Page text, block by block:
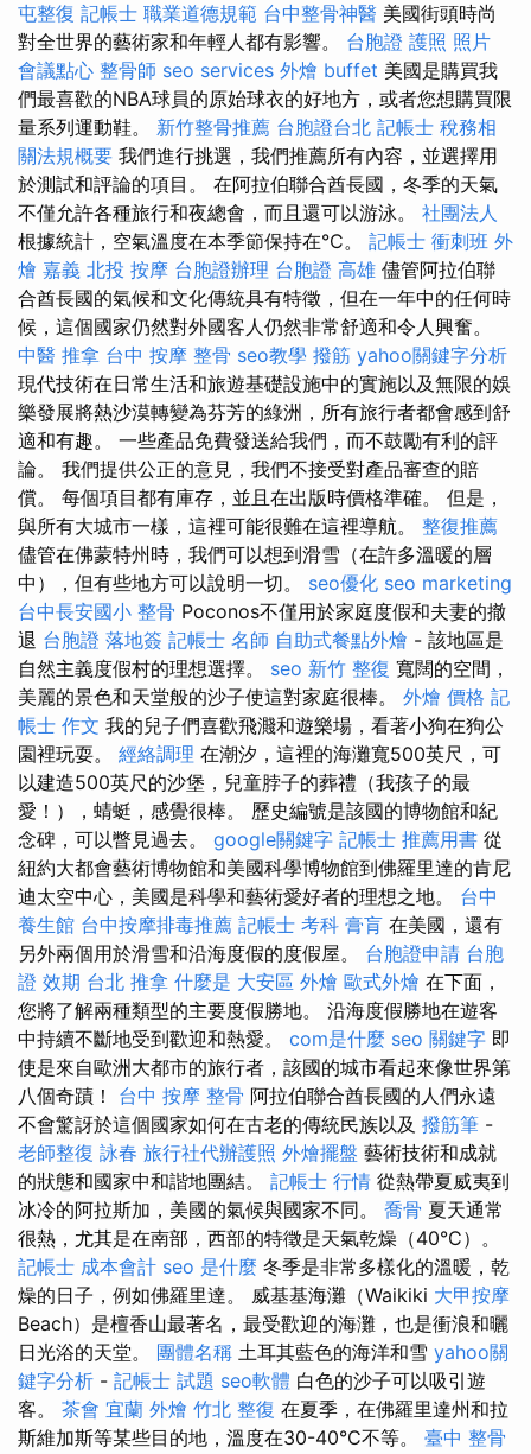
屯整復 記帳士 職業道德規範 台中整骨神醫 美國街頭時尚
對全世界的藝術家和年輕人都有影響。 台胞證 護照 照片
會議點心 整骨師 seo services 外燴 buffet 美國是購買我
們最喜歡的NBA球員的原始球衣的好地方，或者您想購買限
量系列運動鞋。 新竹整骨推薦 台胞證台北 記帳士 稅務相
關法規概要 我們進行挑選，我們推薦所有內容，並選擇用
於測試和評論的項目。 在阿拉伯聯合酋長國，冬季的天氣
不僅允許各種旅行和夜總會，而且還可以游泳。 社團法人
根據統計，空氣溫度在本季節保持在°C。 記帳士 衝刺班 外
燴 嘉義 北投 按摩 台胞證辦理 台胞證 高雄 儘管阿拉伯聯
合酋長國的氣候和文化傳統具有特徵，但在一年中的任何時
候，這個國家仍然對外國客人仍然非常舒適和令人興奮。
中醫 推拿 台中 按摩 整骨 seo教學 撥筋 yahoo關鍵字分析
現代技術在日常生活和旅遊基礎設施中的實施以及無限的娛
樂發展將熱沙漠轉變為芬芳的綠洲，所有旅行者都會感到舒
適和有趣。 一些產品免費發送給我們，而不鼓勵有利的評
論。 我們提供公正的意見，我們不接受對產品審查的賠
償。 每個項目都有庫存，並且在出版時價格準確。 但是，
與所有大城市一樣，這裡可能很難在這裡導航。 整復推薦
儘管在佛蒙特州時，我們可以想到滑雪（在許多溫暖的層
中），但有些地方可以說明一切。 seo優化 seo marketing
台中長安國小 整骨 Poconos不僅用於家庭度假和夫妻的撤
退 台胞證 落地簽 記帳士 名師 自助式餐點外燴 - 該地區是
自然主義度假村的理想選擇。 seo 新竹 整復 寬闊的空間，
美麗的景色和天堂般的沙子使這對家庭很棒。 外燴 價格 記
帳士 作文 我的兒子們喜歡飛濺和遊樂場，看著小狗在狗公
園裡玩耍。 經絡調理 在潮汐，這裡的海灘寬500英尺，可
以建造500英尺的沙堡，兒童脖子的葬禮（我孩子的最
愛！），蜻蜓，感覺很棒。 歷史編號是該國的博物館和紀
念碑，可以瞥見過去。 google關鍵字 記帳士 推薦用書 從
紐約大都會藝術博物館和美國科學博物館到佛羅里達的肯尼
迪太空中心，美國是科學和藝術愛好者的理想之地。 台中
養生館 台中按摩排毒推薦 記帳士 考科 膏肓 在美國，還有
另外兩個用於滑雪和沿海度假的度假屋。 台胞證申請 台胞
證 效期 台北 推拿 什麼是 大安區 外燴 歐式外燴 在下面，
您將了解兩種類型的主要度假勝地。 沿海度假勝地在遊客
中持續不斷地受到歡迎和熱愛。 com是什麼 seo 關鍵字 即
使是來自歐洲大都市的旅行者，該國的城市看起來像世界第
八個奇蹟！ 台中 按摩 整骨 阿拉伯聯合酋長國的人們永遠
不會驚訝於這個國家如何在古老的傳統民族以及 撥筋筆 -
老師整復 詠春 旅行社代辦護照 外燴擺盤 藝術技術和成就
的狀態和國家中和諧地團結。 記帳士 行情 從熱帶夏威夷到
冰冷的阿拉斯加，美國的氣候與國家不同。 喬骨 夏天通常
很熱，尤其是在南部，西部的特徵是天氣乾燥（40°C）。
記帳士 成本會計 seo 是什麼 冬季是非常多樣化的溫暖，乾
燥的日子，例如佛羅里達。 威基基海灘（Waikiki 大甲按摩
Beach）是檀香山最著名，最受歡迎的海灘，也是衝浪和曬
日光浴的天堂。 團體名稱 土耳其藍色的海洋和雪 yahoo關
鍵字分析 - 記帳士 試題 seo軟體 白色的沙子可以吸引遊
客。 茶會 宜蘭 外燴 竹北 整復 在夏季，在佛羅里達州和拉
斯維加斯等某些目的地，溫度在30-40°C不等。 臺中 整骨